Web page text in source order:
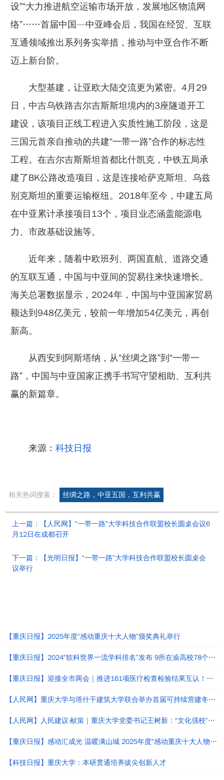
设”“大力推进航空运输市场开放，发展地区物流网
络”……首届中国—中亚峰会后，我国在经贸、互联
互通领域推出系列务实举措，推动与中亚合作不断
迈上新台阶。
大型基建，让亚欧大陆交流更为紧密。4月29
日，中吉乌铁路吉尔吉斯斯坦境内的3座隧道开工
建设，该项目正线工程进入实质性施工阶段，这是
三国元首亲自推动的共建“一带一路”合作的标志性
工程。在吉尔吉斯斯坦首都比什凯克，中铁五局承
建了BK公路改造项目，这是连接哈萨克斯坦、乌兹
别克斯坦的重要运输枢纽。2018年至今，中建五局
在中亚累计承接项目13个，项目业态涵盖能源电
力、市政基础设施等。
近年来，随着中欧班列、两国直航、道路交通
的互联互通，中国与中亚间的贸易往来快速增长。
海关总署数据显示，2024年，中国与中亚国家贸易
额达到948亿美元，较前一年增加54亿美元，再创
新高。
从西安到阿斯塔纳，从“丝绸之路”到“一带一
路”，中国与中亚国家正携手书写守望相助、互利共
赢的新篇章。
来源：科技日报
相关热词搜索 : 丝绸之路，中亚五国，互利共赢
上一篇：【人民网】“一带一路”大学科技合作联盟校长圆桌会议6
月12日在成都召开
下一篇：【光明日报】“一带一路”大学科技合作联盟校长圆桌会
议举行
【重庆日报】2025年度“感动重庆十大人物”颁奖典礼举行
【重庆日报】2024“软科世界一流学科排名”发布 9所在渝高校78个学科上榜
【重庆日报】迎接全市两会｜推进161项医疗检查检验结果互认！这份提案让我市高品质医疗“更进一步”
【人民网】重庆大学与塔什干建筑大学联合举办首届可持续营建冬季研习营
【人民网】人民建议·献策｜重庆大学党委书记王树新：“文化强校”与“文化强国”建设应同频共振
【重庆日报】感动汇成光 温暖满山城 2025年度“感动重庆十大人物”颁奖典礼举行
【科技日报】重庆大学：本研贯通培养拔尖创新人才